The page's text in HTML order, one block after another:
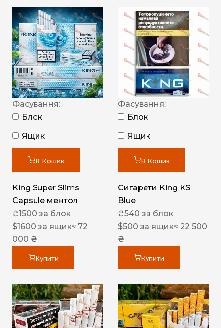
Фасування:
Блок
Ящик
В Кошик
King Super Slims
Capsule ментол
₴1500 за блок
$1600 за ящик≈ 72
000 ₴
Купити
Фасування:
Блок
Ящик
В Кошик
Сигарети King KS
Blue
₴540 за блок
$500 за ящик≈ 22 500
₴
Купити